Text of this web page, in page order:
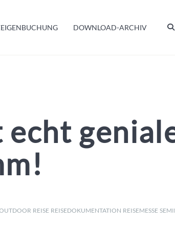
DOWNLOAD-ARCHIV
REISE REISEDOKUMENTATION REISEMESSE